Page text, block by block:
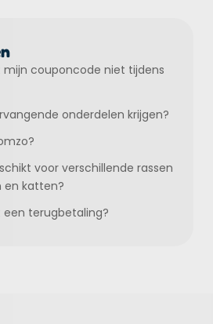
mijn couponcode niet tijdens
onderdelen krijgen?
voor verschillende rassen
en katten?
een terugbetaling?